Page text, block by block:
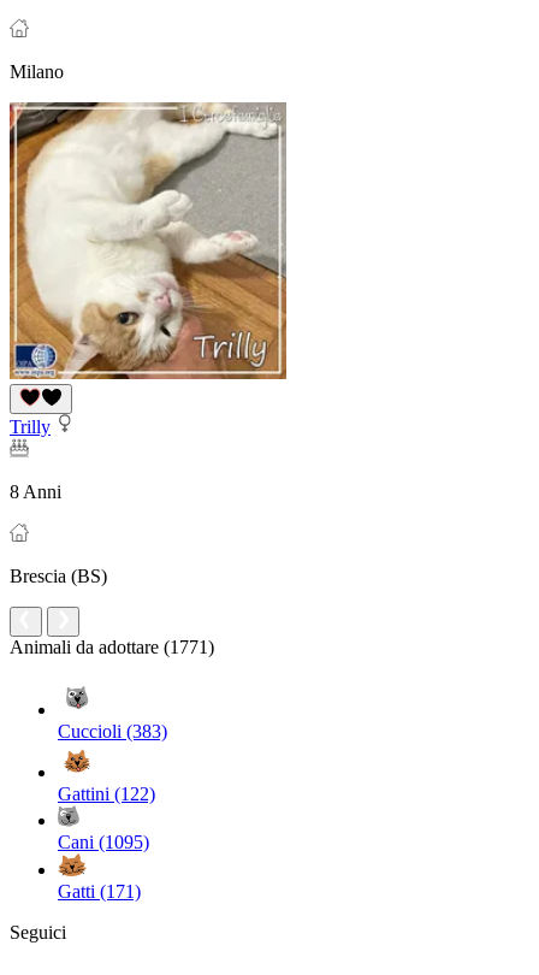
Milano
Trilly
8 Anni
Brescia (BS)
Animali da adottare (1771)
Cuccioli (383)
Gattini (122)
Cani (1095)
Gatti (171)
Seguici